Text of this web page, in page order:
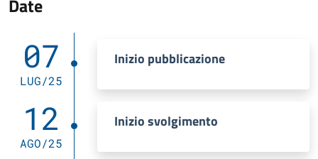
Date
07
LUG/25
Inizio pubblicazione
12
AGO/25
Inizio svolgimento